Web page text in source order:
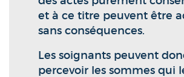
et à ce titre peuvent être
sans conséquences.
Les soignants peuvent
percevoir les sommes qui